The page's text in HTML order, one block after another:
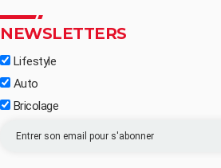
NEWSLETTERS
Lifestyle
Auto
Bricolage